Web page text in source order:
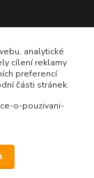
analytické
cílení reklamy
preferencí
části stránek.
o-pouzivani-